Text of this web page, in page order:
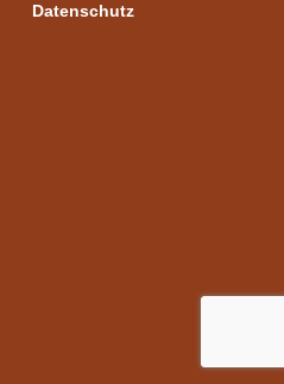
Datenschutz